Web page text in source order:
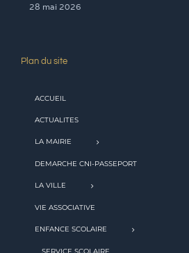
28 mai 2026
Plan du site
ACCUEIL
ACTUALITES
LA MAIRIE
DEMARCHE CNI-PASSEPORT
LA VILLE
VIE ASSOCIATIVE
ENFANCE SCOLAIRE
SERVICE SCOLAIRE